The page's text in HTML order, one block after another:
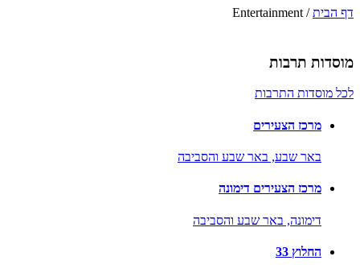
דף הבית/
Entertainment
מוסדות תרבות
לכל מוסדות התרבות
מרכז הצעירים
באר שבע, באר שבע והסביבה
מרכז הצעירים דימונה
דימונה, באר שבע והסביבה
החלוץ 33